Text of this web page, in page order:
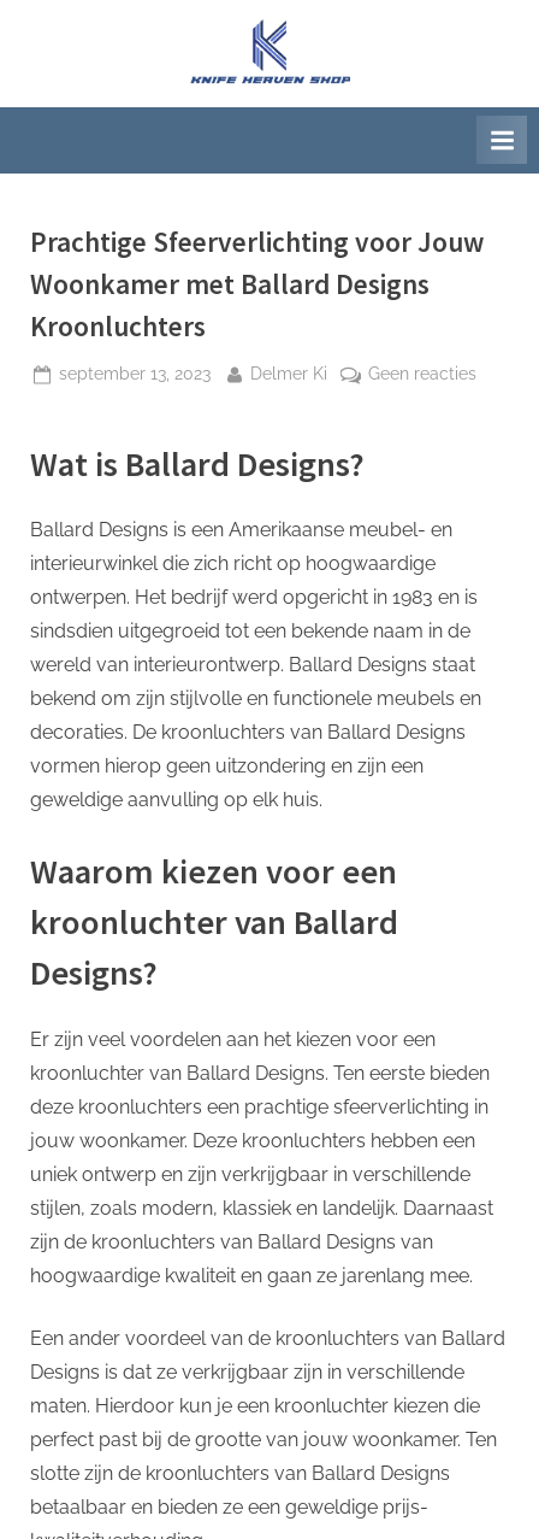
K
n
f
H
e
e
h
p
Prachtige Sfeerverlichting voor Jouw
Woonkamer met Ballard Designs
Kroonluchters
Geplaatst
september 13, 2023 Door
Delmer Ki Geen reactiesop
Designs
Wat is Ballard Designs?
Ballard Designs is een Amerikaanse meubel- en
interieurwinkel die zich richt op hoogwaardige
ontwerpen. Het bedrijf werd opgericht in 1983 en is
sindsdien uitgegroeid tot een bekende naam in de
wereld van interieurontwerp. Ballard Designs staat
bekend om zijn stijlvolle en functionele meubels en
decoraties. De kroonluchters van Ballard Designs
vormen hierop geen uitzondering en zijn een
geweldige aanvulling op elk huis.
Waarom kiezen voor een
kroonluchter van Ballard
Designs?
Er zijn veel voordelen aan het kiezen voor een
kroonluchter van Ballard Designs. Ten eerste bieden
deze kroonluchters een prachtige sfeerverlichting in
jouw woonkamer. Deze kroonluchters hebben een
uniek ontwerp en zijn verkrijgbaar in verschillende
stijlen, zoals modern, klassiek en landelijk. Daarnaast
zijn de kroonluchters van Ballard Designs van
hoogwaardige kwaliteit en gaan ze jarenlang mee.
Een ander voordeel van de kroonluchters van Ballard
Designs is dat ze verkrijgbaar zijn in verschillende
maten. Hierdoor kun je een kroonluchter kiezen die
perfect past bij de grootte van jouw woonkamer. Ten
slotte zijn de kroonluchters van Ballard Designs
betaalbaar en bieden ze een geweldige prijs-